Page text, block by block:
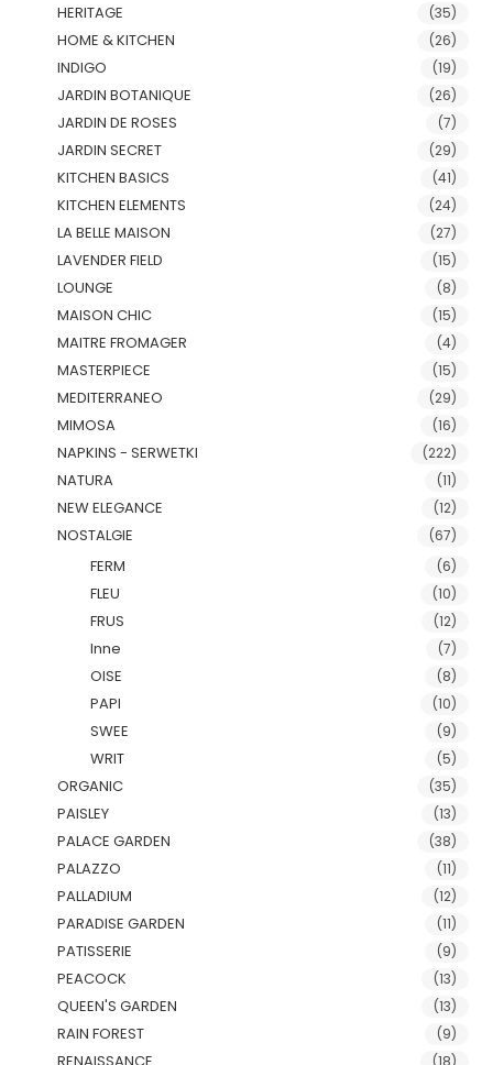
HERITAGE (35)
HOME & KITCHEN (26)
INDIGO (19)
JARDIN BOTANIQUE (26)
JARDIN DE ROSES (7)
JARDIN SECRET (29)
KITCHEN BASICS (41)
KITCHEN ELEMENTS (24)
LA BELLE MAISON (27)
LAVENDER FIELD (15)
LOUNGE (8)
MAISON CHIC (15)
MAITRE FROMAGER (4)
MASTERPIECE (15)
MEDITERRANEO (29)
MIMOSA (16)
NAPKINS - SERWETKI (222)
NATURA (11)
NEW ELEGANCE (12)
NOSTALGIE (67)
FERM (6)
FLEU (10)
FRUS (12)
Inne (7)
OISE (8)
PAPI (10)
SWEE (9)
WRIT (5)
ORGANIC (35)
PAISLEY (13)
PALACE GARDEN (38)
PALAZZO (11)
PALLADIUM (12)
PARADISE GARDEN (11)
PATISSERIE (9)
PEACOCK (13)
QUEEN'S GARDEN (13)
RAIN FOREST (9)
RENAISSANCE (18)